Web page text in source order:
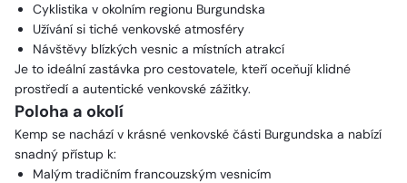
Cyklistika v okolním regionu Burgundska
Užívání si tiché venkovské atmosféry
Návštěvy blízkých vesnic a místních atrakcí
Je to ideální zastávka pro cestovatele, kteří oceňují klidné
prostředí a autentické venkovské zážitky.
Poloha a okolí
Kemp se nachází v krásné venkovské části Burgundska a nabízí
snadný přístup k:
Malým tradičním francouzským vesnicím